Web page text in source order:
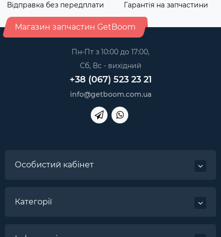
Відправка без передплати Гарантія на запчастини
Магазин запчастин GetBoom
Пн-Пт з 10:00 до 17:00,
Сб, Вс - вихідний
+38 (067) 523 23 21
info@getboom.com.ua
Особистий кабінет
Категорії